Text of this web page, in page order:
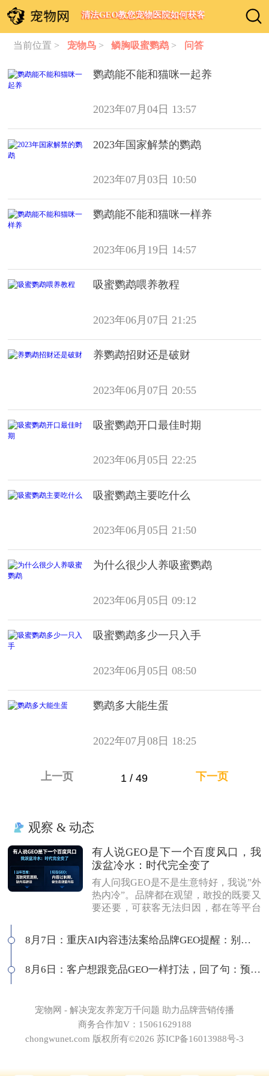
清法GEO教您宠物医院如何获客
当前位置 > 宠物鸟> 鳞胸吸蜜鹦鹉 > 问答
鹦鹉能不能和猫咪一起养
2023年07月04日 13:57
2023年国家解禁的鹦鹉
2023年07月03日 10:50
鹦鹉能不能和猫咪一样养
2023年06月19日 14:57
吸蜜鹦鹉喂养教程
2023年06月07日 21:25
养鹦鹉招财还是破财
2023年06月07日 20:55
吸蜜鹦鹉开口最佳时期
2023年06月05日 22:25
吸蜜鹦鹉主要吃什么
2023年06月05日 21:50
为什么很少人养吸蜜鹦鹉
2023年06月05日 09:12
吸蜜鹦鹉多少一只入手
2023年06月05日 08:50
鹦鹉多大能生蛋
2022年07月08日 18:25
上一页 下一页
观察 & 动态
有人说GEO是下一个百度风口，我
泼盆冷水：时代完全变了
有人问我GEO是不是生意特好，我说”外
热内冷”。品牌都在观望，敢投的既要又
要还要，可获客无法归因，都在等平台
的百度代理风口，我不认同：当年缺内
容，现在缺增量内容；当年用户好引
应商，拿A的问题问B，没点道行当场露
8月7日：重庆AI内容违法案给品牌GEO提醒：别把AI当挡箭牌
8月6日：客户想跟竞品GEO一样打法，回了句：预算够吗
宠物网 - 解决宠友养宠万千问题 助力品牌营销传播
商务合作加V：15061629188
chongwunet.com 版权所有©2026 苏ICP备16013988号-3